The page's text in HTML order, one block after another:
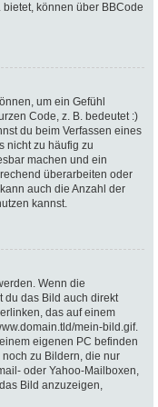
können über BBCode
um ein Gefühl
Code, z. B. bedeutet :)
du beim Verfassen eines
nicht zu häufig zu
machen und ein
überarbeiten oder
auch die Anzahl der
kannst.
Wenn die
du das Bild auch direkt
das auf einem
mein-bild.gif.
eigenen PC befinden
zu Bildern, die nur
oder Yahoo-Mailboxen,
Bild anzuzeigen,